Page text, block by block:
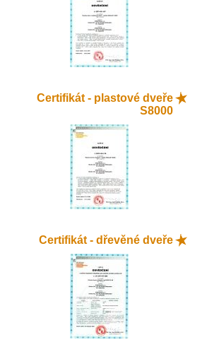
Certifikát - plastové dveře
S8000
Certifikát - dřevěné dveře